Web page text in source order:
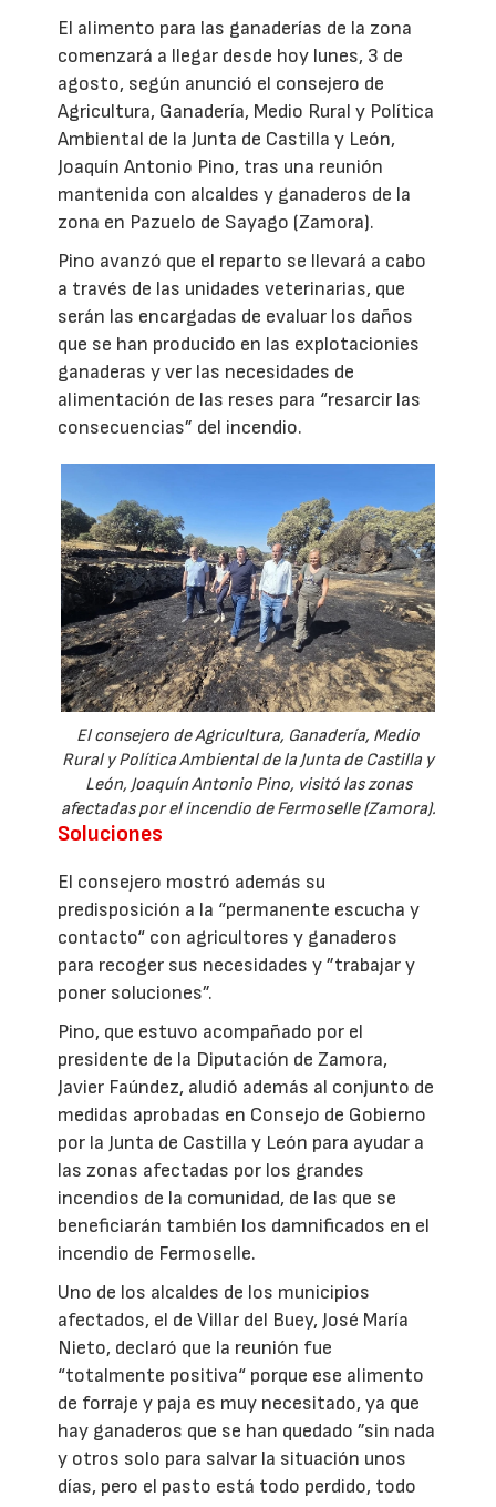
El alimento para las ganaderías de la zona
comenzará a llegar desde hoy lunes, 3 de
agosto, según anunció el consejero de
Agricultura, Ganadería, Medio Rural y Política
Ambiental de la Junta de Castilla y León,
Joaquín Antonio Pino, tras una reunión
mantenida con alcaldes y ganaderos de la
zona en Pazuelo de Sayago (Zamora).
Pino avanzó que el reparto se llevará a cabo
a través de las unidades veterinarias, que
serán las encargadas de evaluar los daños
que se han producido en las explotacionies
ganaderas y ver las necesidades de
alimentación de las reses para “resarcir las
consecuencias” del incendio.
El consejero de Agricultura, Ganadería, Medio
Rural y Política Ambiental de la Junta de Castilla y
León, Joaquín Antonio Pino, visitó las zonas
afectadas por el incendio de Fermoselle (Zamora).
Soluciones
El consejero mostró además su
predisposición a la “permanente escucha y
contacto“ con agricultores y ganaderos
para recoger sus necesidades y ”trabajar y
poner soluciones”.
Pino, que estuvo acompañado por el
presidente de la Diputación de Zamora,
Javier Faúndez, aludió además al conjunto de
medidas aprobadas en Consejo de Gobierno
por la Junta de Castilla y León para ayudar a
las zonas afectadas por los grandes
incendios de la comunidad, de las que se
beneficiarán también los damnificados en el
incendio de Fermoselle.
Uno de los alcaldes de los municipios
afectados, el de Villar del Buey, José María
Nieto, declaró que la reunión fue
“totalmente positiva“ porque ese alimento
de forraje y paja es muy necesitado, ya que
hay ganaderos que se han quedado ”sin nada
y otros solo para salvar la situación unos
días, pero el pasto está todo perdido, todo